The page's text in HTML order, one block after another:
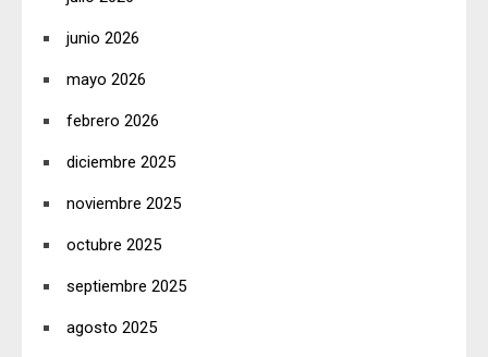
junio 2026
mayo 2026
febrero 2026
diciembre 2025
noviembre 2025
octubre 2025
septiembre 2025
agosto 2025